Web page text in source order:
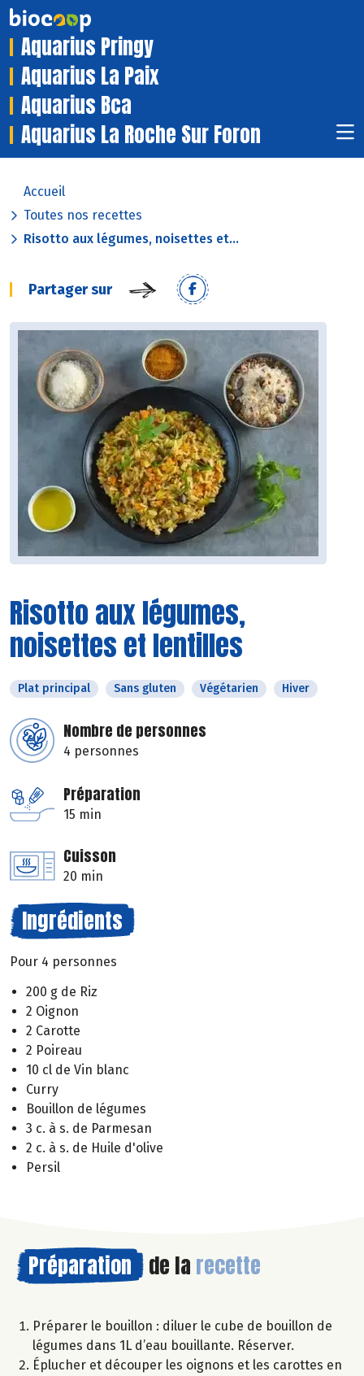
Aquarius Pringy
Aquarius La Paix
Aquarius Bca
Aquarius La Roche Sur Foron
Accueil
Toutes nos recettes
Risotto aux légumes, noisettes et...
Partager sur
Risotto aux légumes,
noisettes et lentilles
Plat principal Sans gluten Végétarien Hiver
Nombre de personnes
4 personnes
Préparation
15 min
Cuisson
20 min
Ingrédients
Pour 4 personnes
200 g de Riz
2 Oignon
2 Carotte
2 Poireau
10 cl de Vin blanc
Curry
Bouillon de légumes
3 c. à s. de Parmesan
2 c. à s. de Huile d'olive
Persil
Préparation de la recette
Préparer le bouillon : diluer le cube de bouillon de
légumes dans 1L d’eau bouillante. Réserver.
Éplucher et découper les oignons et les carottes en